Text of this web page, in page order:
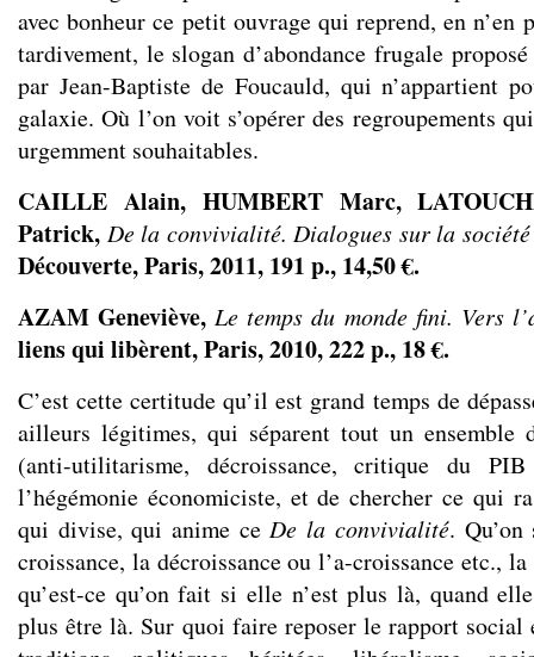
avec bonheur ce petit ouvrage qui reprend, en n’en
tardivement, le slogan d’abondance frugale
par Jean-Baptiste de Foucauld, qui n’appartient
galaxie. Où l’on voit s’opérer des regroupements
urgemment souhaitables.
CAILLE Alain, HUMBERT Marc,
Patrick, De la convivialité. Dialogues sur la
Découverte, Paris, 2011, 191 p., 14,50 €.
AZAM Geneviève,Le temps du monde fini. Vers
liens qui libèrent, Paris, 2010, 222 p., 18 €.
C’est cette certitude qu’il est grand temps de
ailleurs légitimes, qui séparent tout un ensemble
(anti-utilitarisme, décroissance, critique du
l’hégémonie économiciste, et de chercher ce qui
qui divise, qui anime ceDe la convivialité.
croissance, la décroissance ou l’a-croissance etc.,
qu’est-ce qu’on fait si elle n’est plus là, quand
plus être là. Sur quoi faire reposer le rapport social